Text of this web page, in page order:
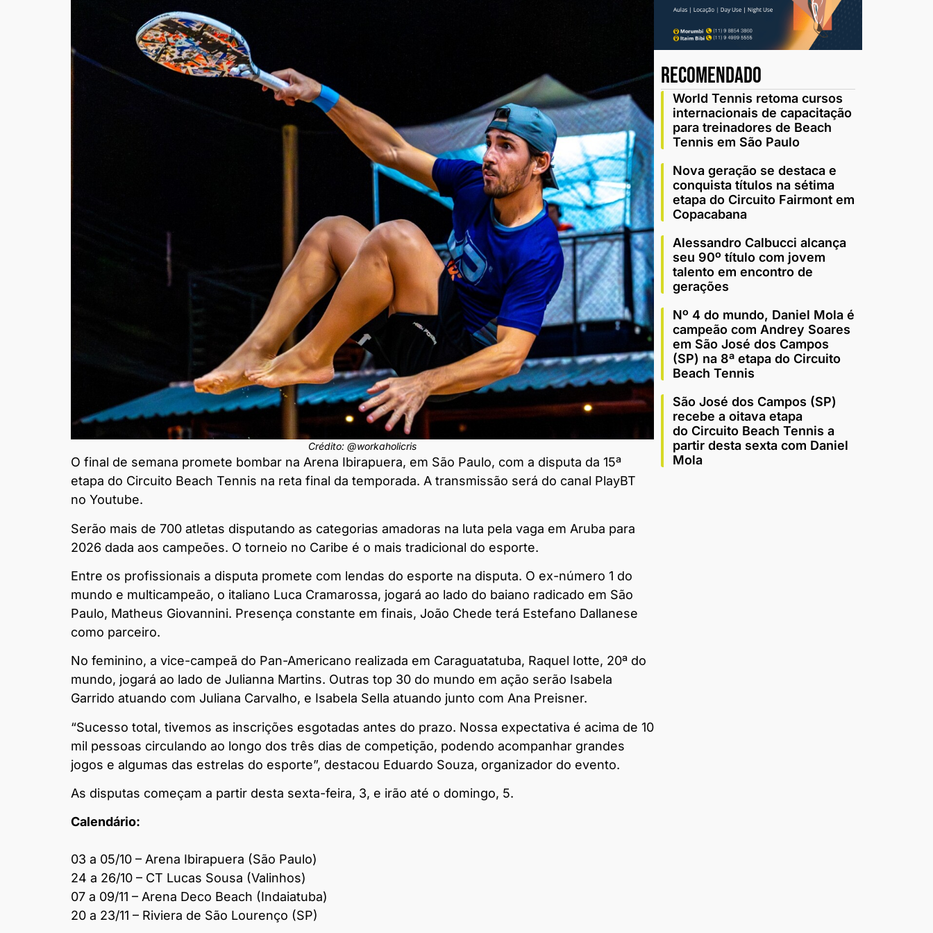
Crédito: @workaholicris
O final de semana promete bombar na Arena Ibirapuera, em São Paulo, com a disputa da 15ª
etapa do Circuito Beach Tennis na reta final da temporada. A transmissão será do canal PlayBT
no Youtube.
Serão mais de 700 atletas disputando as categorias amadoras na luta pela vaga em Aruba para
2026 dada aos campeões. O torneio no Caribe é o mais tradicional do esporte.
Entre os profissionais a disputa promete com lendas do esporte na disputa. O ex-número 1 do
mundo e multicampeão, o italiano Luca Cramarossa, jogará ao lado do baiano radicado em São
Paulo, Matheus Giovannini. Presença constante em finais, João Chede terá Estefano Dallanese
como parceiro.
No feminino, a vice-campeã do Pan-Americano realizada em Caraguatatuba, Raquel Iotte, 20ª do
mundo, jogará ao lado de Julianna Martins. Outras top 30 do mundo em ação serão Isabela
Garrido atuando com Juliana Carvalho, e Isabela Sella atuando junto com Ana Preisner.
“Sucesso total, tivemos as inscrições esgotadas antes do prazo. Nossa expectativa é acima de 10
mil pessoas circulando ao longo dos três dias de competição, podendo acompanhar grandes
jogos e algumas das estrelas do esporte”, destacou Eduardo Souza, organizador do evento.
As disputas começam a partir desta sexta-feira, 3, e irão até o domingo, 5.
Calendário:
03 a 05/10 – Arena Ibirapuera (São Paulo)
24 a 26/10 – CT Lucas Sousa (Valinhos)
07 a 09/11 – Arena Deco Beach (Indaiatuba)
20 a 23/11 – Riviera de São Lourenço (SP)
recomendado
World Tennis retoma cursos
internacionais de capacitação
para treinadores de Beach
Tennis em São Paulo
Nova geração se destaca e
conquista títulos na sétima
etapa do Circuito Fairmont em
Copacabana
Alessandro Calbucci alcança
seu 90º título com jovem
talento em encontro de
gerações
Nº 4 do mundo, Daniel Mola é
campeão com Andrey Soares
em São José dos Campos
(SP) na 8ª etapa do Circuito
Beach Tennis
São José dos Campos (SP)
recebe a oitava etapa
do Circuito Beach Tennis a
partir desta sexta com Daniel
Mola